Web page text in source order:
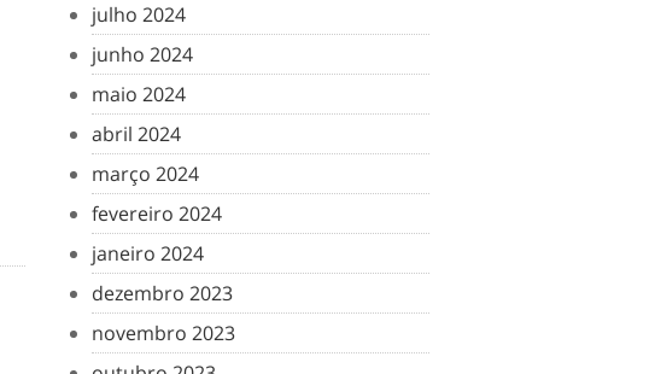
julho 2024
junho 2024
maio 2024
abril 2024
março 2024
fevereiro 2024
janeiro 2024
dezembro 2023
novembro 2023